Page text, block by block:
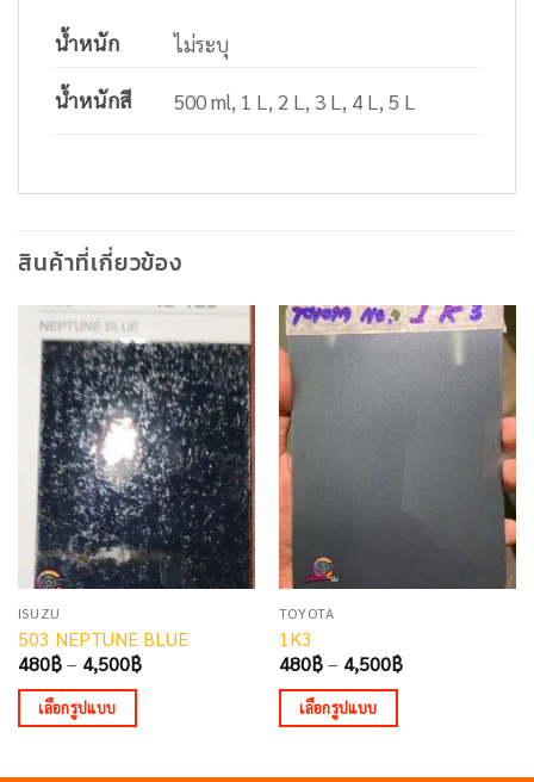
น้ำหนัก ไม่ระบุ
น้ำหนักสี 500 ml, 1 L, 2 L, 3 L, 4 L, 5 L
สินค้าที่เกี่ยวข้อง
ISUZU
503 NEPTUNE BLUE
480฿ – 4,500฿Price
เลือกรูปแบบ
TOYOTA
1K3
480฿ – 4,500฿Price
เลือกรูปแบบ